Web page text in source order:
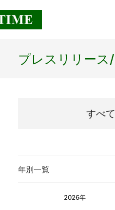
プレスリリース/
すべて
年別一覧
2026年